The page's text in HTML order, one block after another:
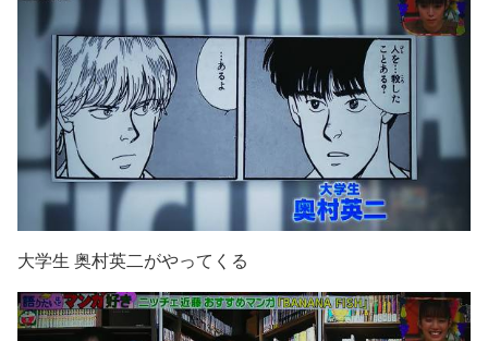
大学生 奥村英二がやってくる